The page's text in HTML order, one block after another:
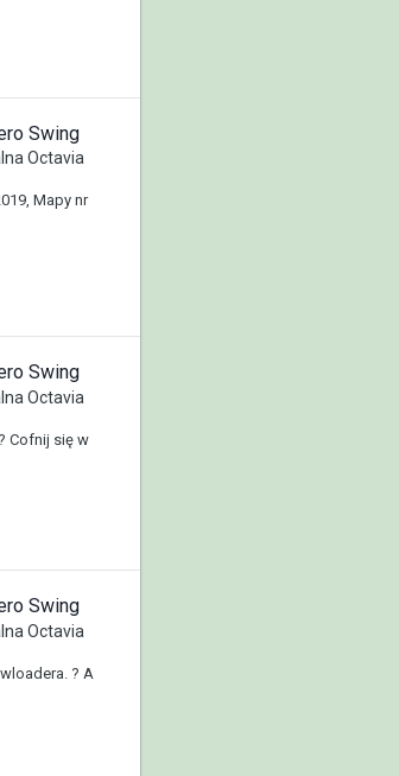
Swing
Octavia
Mapy nr
Swing
Octavia
Cofnij się w
Swing
Octavia
? A